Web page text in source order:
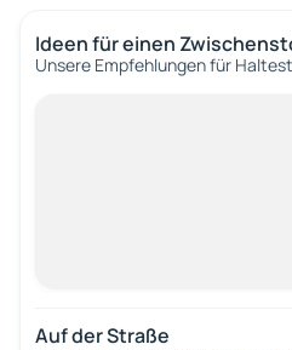
Ideen für einen
Unsere Empfehlungen für
Auf der Straße